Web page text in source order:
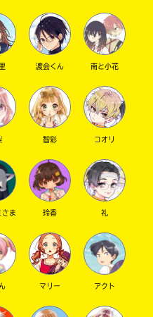
ら探す
カウント
アする
渡会くん 南と小花
智彩 コオリ
さま 玲香 礼
マリー アクト